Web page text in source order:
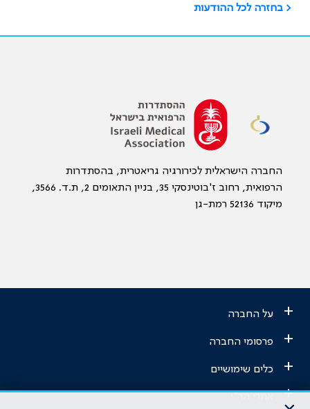
< בחזרה לכל ההודעות
החברה הישראלית לכירורגיה גריאטרית, בהסתדרות
הרפואית, רחוב ז'בוטינסקי 35, בניין התאומים 2, ת.ד. 3566,
מיקוד 52136 רמת-גן
+ על החברה
+ פרסומי החברה
+ כלים שימושיים
+